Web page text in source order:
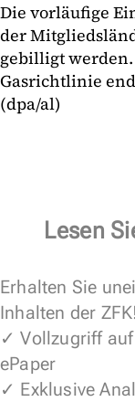
Die vorläufige
der
gebilligt
Gasrichtlinie
(dpa/al)
Lesen
Erhalten Sie
Inhalten der ZFK!
✓ Vollzugriff
ePaper
✓ Exklusive